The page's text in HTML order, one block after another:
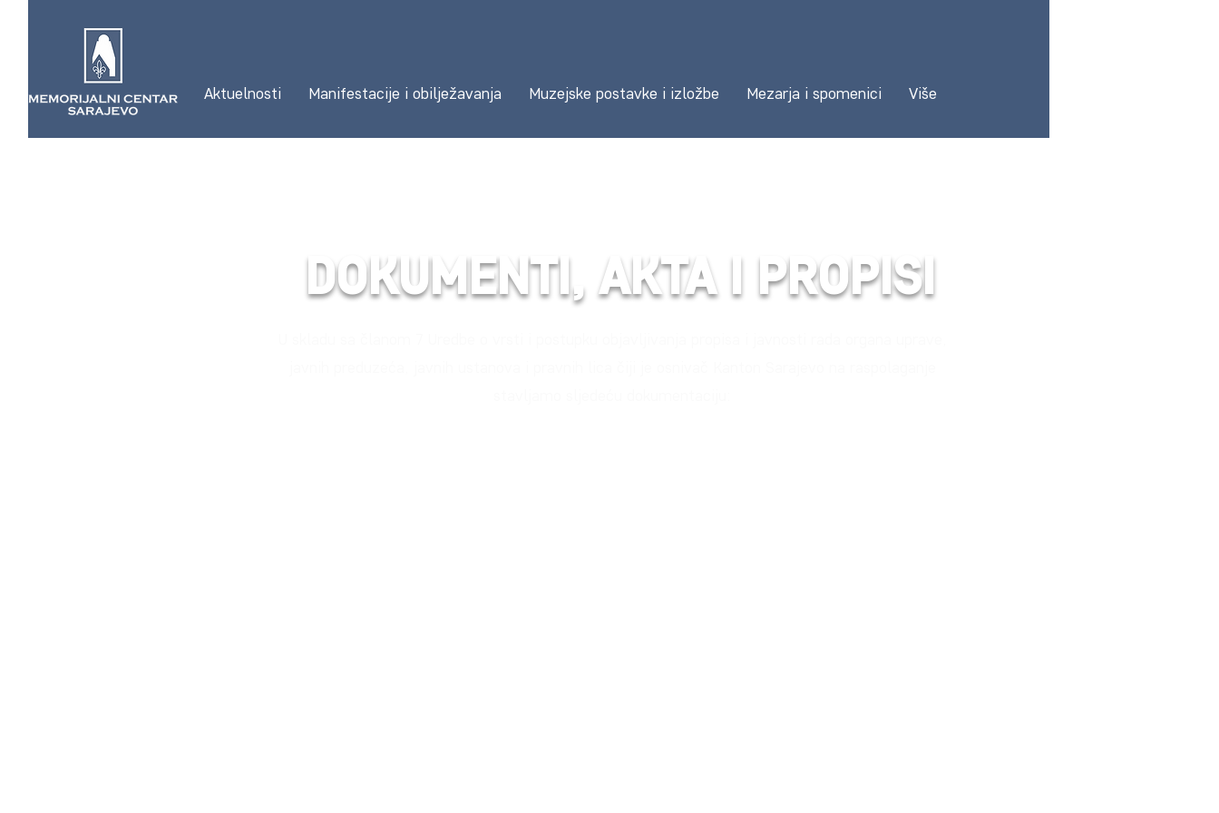
Aktuelnosti Manifestacije i obilježavanja Muzejske postavke i izložbe Mezarja i spomenici Više
DOKUMENTI, AKTA I PROPISI